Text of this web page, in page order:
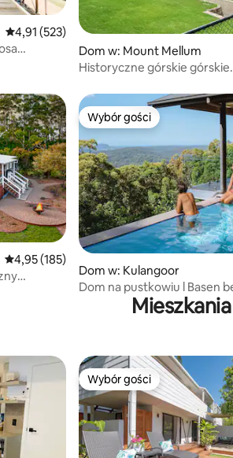
Średnia ocena: 4,91 na 5, liczba recenzji:
4,91 (523)
Dom w: Mount Mellum
Historyczne górskie górskie
Średnia ocena: 4,95 na 5, liczba recenzji: 185
4,95 (185)
Wybór gości
Wybór gości
Dom w: Kulangoor
Dom na pustkowiu l Basen
gości Wybór gości
Wybór gości